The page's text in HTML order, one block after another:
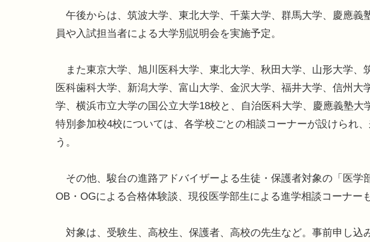
午後からは、筑波大学、東北大学、千葉大学、群馬大学、慶應義
員や入試担当者による大学別説明会を実施予定。
また東京大学、旭川医科大学、東北大学、秋田大学、山形大学、
医科歯科大学、新潟大学、富山大学、金沢大学、福井大学、信州大
学、横浜市立大学の国公立大学18校と、自治医科大学、慶應義塾
特別参加校4校については、各学校ごとの相談コーナーが設けられ
う。
その他、駿台の進路アドバイザーよる生徒・保護者対象の「医学
OB・OGによる合格体験談、現役医学部生による進学相談コーナー
対象は、受験生、高校生、保護者、高校の先生など。事前申し込